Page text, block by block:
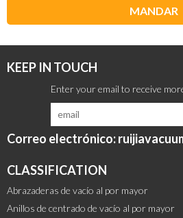
MANDAR
KEEP IN TOUCH
Correo electrónico:
CLASSIFICATION
Abrazaderas de vacío al por mayor
Anillos de centrado de vacío al por mayor